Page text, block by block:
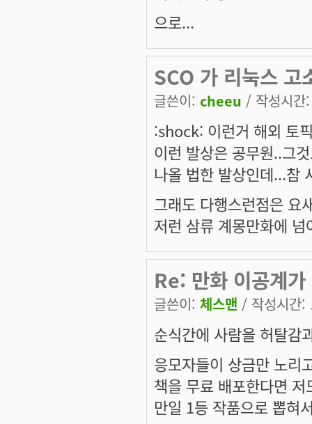
으로...
SCO 가 리눅스 고
글쓴이: cheeu / 작성시
:shock: 이런거 해외 토
이런 발상은 공무원..그
나올 법한 발상인데...참
그래도 다행스런점은 요
저런 삼류 계몽만화에
Re: 만화 이공계
글쓴이: 체스맨 / 작성시간
순식간에 사람을 허탈감
응모자들이 상금만 노리
책을 무료 배포한다면
만일 1등 작품으로 뽑혀